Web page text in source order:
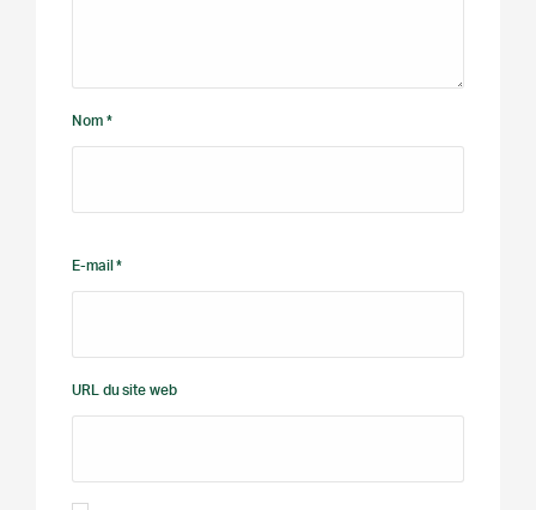
Nom *
E-mail *
URL du site web